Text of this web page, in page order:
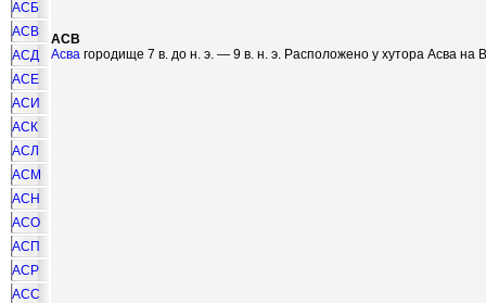
АСБ
АСВ
АСД
АСЕ
АСИ
АСК
АСЛ
АСМ
АСН
АСО
АСП
АСР
АСС
АСВ
Асва городище 7 в. до н. э. — 9 в. н. э. Расположено у хутора Асва на